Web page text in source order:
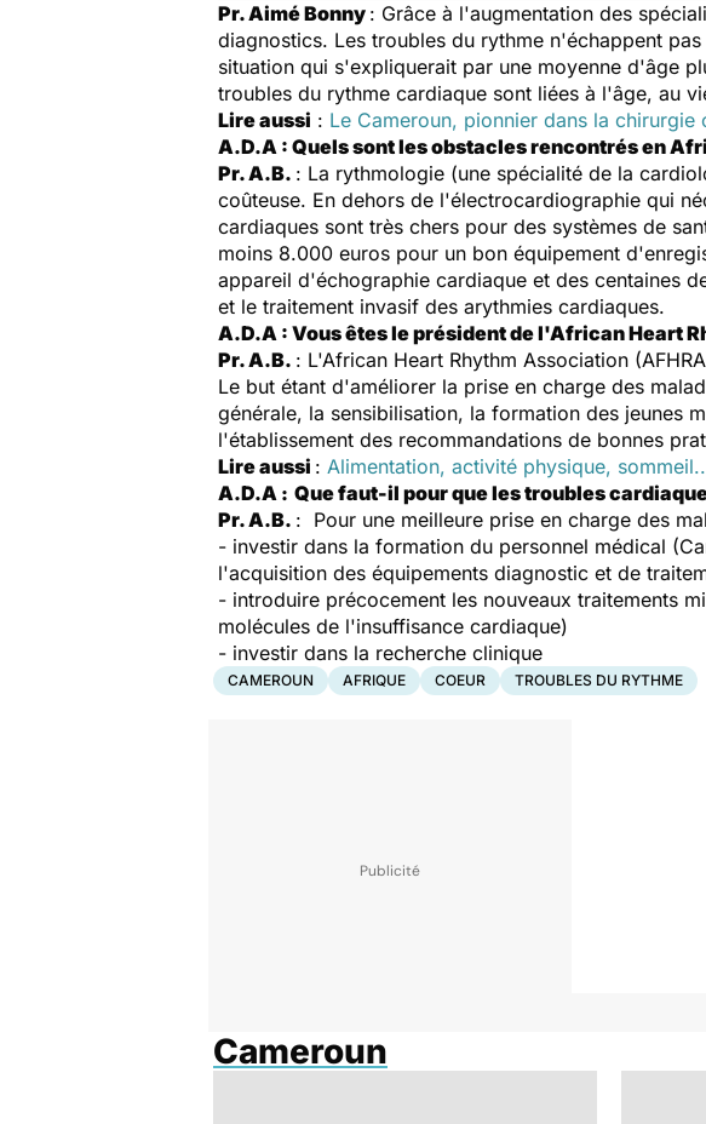
Pr. Aimé Bonny : Grâce à l'augmentation des
diagnostics. Les troubles du rythme n'échappent
situation qui s'expliquerait par une moyenne d'âge
troubles du rythme cardiaque sont liées à l'âge, au
Lire aussi : Le Cameroun, pionnier dans la
A.D.A : Quels sont les obstacles rencontrés en
Pr. A.B. : La rythmologie (une spécialité de la
coûteuse. En dehors de l'électrocardiographie qui
cardiaques sont très chers pour des systèmes de
moins 8.000 euros pour un bon équipement
appareil d'échographie cardiaque et des centaines
et le traitement invasif des arythmies cardiaques.
A.D.A : Vous êtes le président de l'African Heart
Pr. A.B. : L'African Heart Rhythm Association
Le but étant d'améliorer la prise en charge des
générale, la sensibilisation, la formation des jeunes
l'établissement des recommandations de bonnes
Lire aussi : Alimentation, activité physique,
A.D.A : Que faut-il pour que les troubles
Pr. A.B. : Pour une meilleure prise en charge des
- investir dans la formation du personnel médical
l'acquisition des équipements diagnostic et de
- introduire précocement les nouveaux traitements
molécules de l'insuffisance cardiaque)
- investir dans la recherche clinique
CAMEROUN AFRIQUE COEUR TROUBLES DU RYTHME
Cameroun